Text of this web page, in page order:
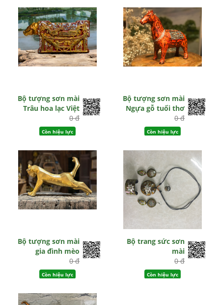
Bộ tượng sơn mài
Trâu hoa lạc Việt
0 đ
Còn hiệu lực
Bộ tượng sơn mài
Ngựa gỗ tuổi thơ
0 đ
Còn hiệu lực
Bộ tượng sơn mài
gia đình mèo
0 đ
Còn hiệu lực
Bộ trang sức sơn
mài
0 đ
Còn hiệu lực